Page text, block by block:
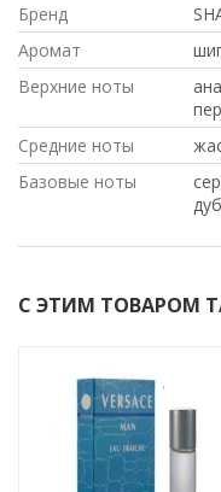
Бренд
Аромат
Верхние ноты
Средние ноты
Базовые ноты
С ЭТИМ ТОВАРОМ